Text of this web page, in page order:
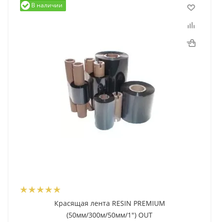
В наличии
Красящая лента RESIN PREMIUM
(50мм/300м/50мм/1") OUT